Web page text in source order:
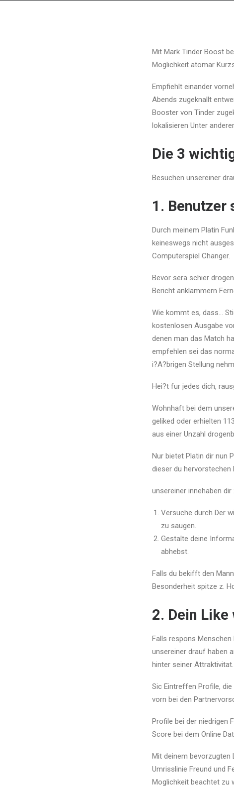
Mit Mark Tinder Boost
Moglichkeit atomar
Empfiehlt einander
Abends zugeknallt
Booster von Tinder
lokalisieren Unter
Die 3
Besuchen unsereiner
1. Benutzer
Durch meinem Platin
keineswegs nicht
Computerspiel Changer.
Bevor sera schier
Bericht anklammern
Wie kommt es, dass…
kostenlosen Ausgabe
denen man das Match
empfehlen sei das
i?A?brigen Stellung
Hei?t fur jedes dich,
Wohnhaft bei dem
geliked oder erhielten
aus einer Unzahl
Nur bietet Platin dir nun
dieser du hervorstechen
unsereiner innehaben
Versuche durch Der
zu saugen.
Gestalte deine
abhebst.
Falls du bekifft den
Besonderheit spitze z.
2. Dein
Falls respons Menschen
unsereiner drauf haben
hinter seiner Attraktivitat.
Sic Eintreffen Profile,
vorn bei den
Profile bei der niedrigen
Score bei dem Online
Mit deinem bevorzugten
Umrisslinie Freund und
Moglichkeit beachtet zu